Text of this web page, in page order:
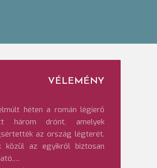
VÉLEMÉNY
héten a román légierő
három drónt, amelyek
az ország légterét.
közül az egyikről biztosan